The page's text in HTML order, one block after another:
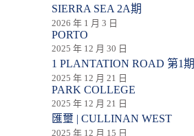
SIERRA SEA 2A期
2026 年 1 月 3 日
PORTO
2025 年 12 月 30 日
1 PLANTATION ROAD 第1期
2025 年 12 月 21 日
PARK COLLEGE
2025 年 12 月 21 日
匯壐 | CULLINAN WEST
2025 年 12 月 15 日